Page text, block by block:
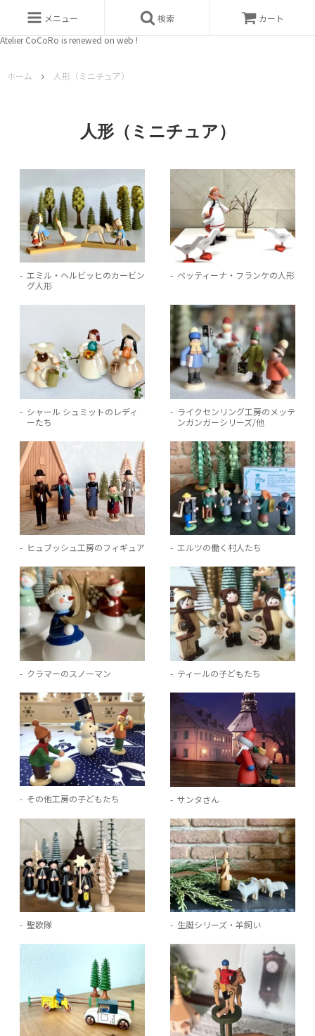
Atelier CoCoRo is renewed on web !
メニュー 検索 カート
ホーム 人形（ミニチュア）
人形（ミニチュア）
エミル・ヘルビッヒのカービン
グ人形
ベッティーナ・フランケの人形
シャール シュミットのレディ
ーたち
ライクセンリング工房のメッテ
ンガンガーシリーズ/他
ヒュブッシュ工房のフィギュア エルツの働く村人たち
クラマーのスノーマン ティールの子どもたち
その他工房の子どもたち サンタさん
聖歌隊 生誕シリーズ・羊飼い